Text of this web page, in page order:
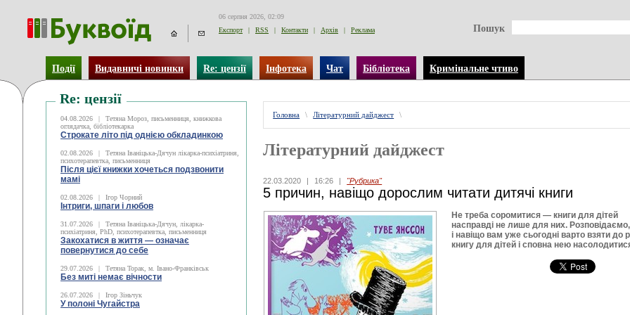
06 серпня 2026, 02:09
Експорт
| RSS | Контакти | Архів | Реклама Пошук
Події Видавничі новинки Re: цензії Інфотека Чат Бібліотека Кримінальне чтиво
Re: цензії
04.08.2026 |
Тетяна Мороз, письменниця, книжкова
оглядачка, бібліотекарка
Строкате літо під однією обкладинкою
02.08.2026 |
Тетяна Іваніцька-Дячун лікарка-психіатриня,
психотерапевтка, письменниця
Після цієї книжки хочеться подзвонити
мамі
02.08.2026 | Ігор Чорний
Інтриги, шпаги і любов
31.07.2026 |
Тетяна Іваніцька-Дячун, лікарка-
психіатриня, PhD, психотерапевтка, письменниця
Закохатися в життя — означає
повернутися до себе
29.07.2026 | Тетяна Торак, м. Івано-Франківськ
Без миті немає вічности
26.07.2026 | Ігор Зіньчук
У полоні Чугайстра
Головна \ Літературний дайджест \
Літературний дайджест
22.03.2020 | 16:26 | "Рубрика"
5 причин, навіщо дорослим читати дитячі книги
Не треба соромитися — книги для дітей
насправді не лише для них.
і навіщо вам уже сьогодні варто взяти до
книгу для дітей і сповна нею